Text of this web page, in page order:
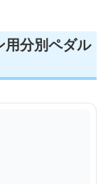
用分別ペダル